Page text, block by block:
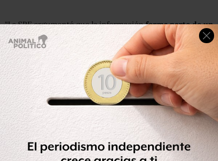
“La SRE argumentó que la informaciónforma parte de un
diálogoque sostienen actualmente funcionarios de
ambos países, y se trata de un tema sujeto a diversas
deliberaciones al interior del gobierno estadounidense y
entre las autoridades involucradas,
que aún no
concluyen”,
menciona el comunicado emitido por el IFAI.
El solicitantese mostró inconforme por la respuesta de
la dependencia
y presentó un recurso de revisión ante el
IFAI, turnado a la ponencia de la comisionada Jacqueline
Peschard, quien advirtió que dar a conocer los términos
del documento afectaría la estrategia de política exterior
adoptada por la SRE para atender este asunto.